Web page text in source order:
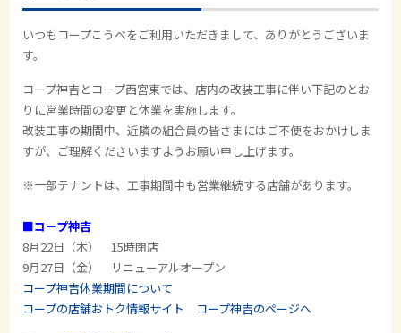
いつもコープこうべをご利用いただきまして、ありがとうございま
す。
コープ神吉とコープ西宮東では、店内の改装工事に伴い下記のとお
りに営業時間の変更と休業を実施します。
改装工事の期間中、近隣の組合員の皆さまにはご不便をおかけしま
すが、ご理解くださいますようお願い申し上げます。
※一部テナントは、工事期間中も営業継続する店舗があります。
■コープ神吉
8月22日（木） 15時閉店
9月27日（金） リニューアルオープン
コープ神吉休業期間について
コープの店舗おトク情報サイト コープ神吉のページへ